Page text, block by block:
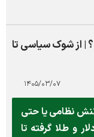
| از شوک سیاسی تا
۱۴۰۵/۰۳/۰۷
نظامی یا حتی
و طلا گرفته تا